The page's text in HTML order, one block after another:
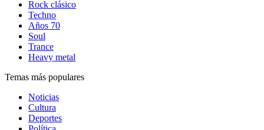
Rock clásico
Techno
Años 70
Soul
Trance
Heavy metal
Temas más populares
Noticias
Cultura
Deportes